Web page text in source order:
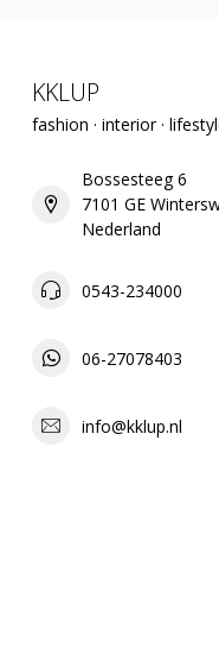
KKLUP
fashion · interior ·
Bossesteeg 6
7101 GE
Nederland
0543-234000
06-27078403
info@kklup.nl